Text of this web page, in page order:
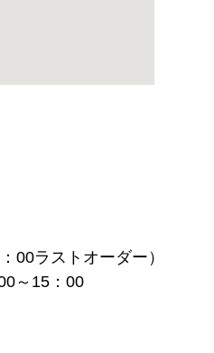
00ラストオーダー）
～15：00